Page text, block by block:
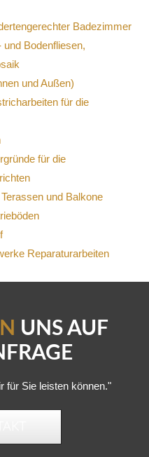
Badezimmer
und Bodenfliesen,
und Außen)
für die
für die
und Balkone
Reparaturarbeiten
UNS AUF
für Sie leisten können."